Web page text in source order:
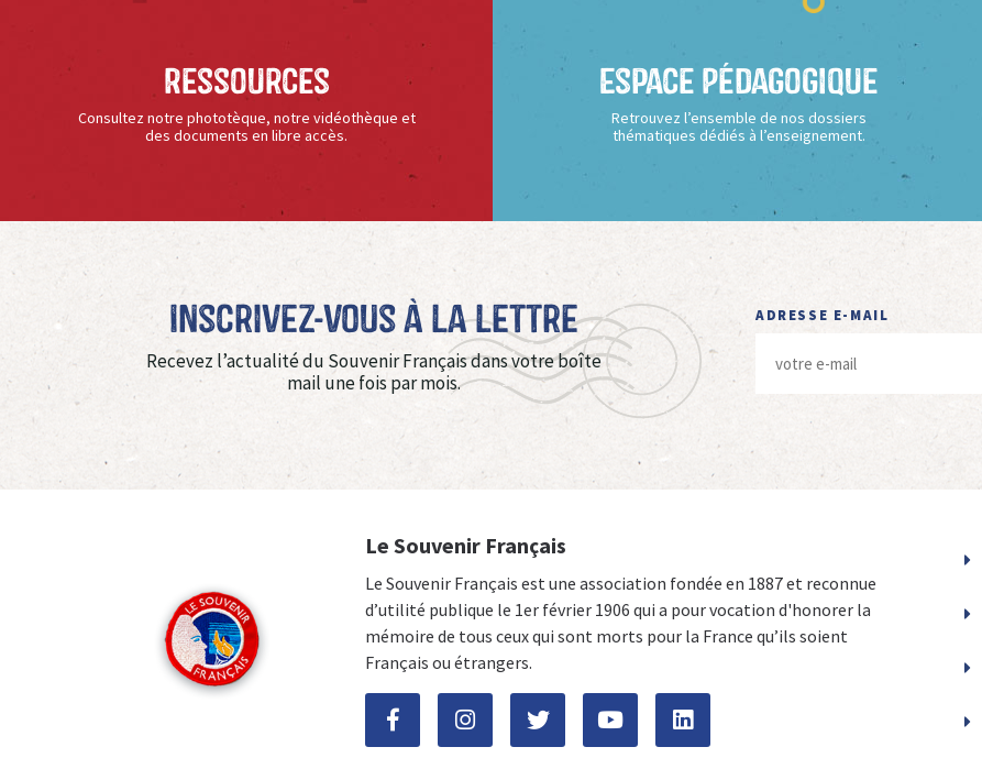
Ressources
Consultez notre phototèque, notre vidéothèque et
des documents en libre accès.
Espace Pédagogique
Retrouvez l’ensemble de nos dossiers
thématiques dédiés à l’enseignement.
Inscrivez-vous à La Lettre
Recevez l’actualité du Souvenir Français dans votre boîte
mail une fois par mois.
ADRESSE E-MAIL
Le Souvenir Français
Le Souvenir Français est une association fondée en 1887 et reconnue
d’utilité publique le 1er février 1906 qui a pour vocation d'honorer la
mémoire de tous ceux qui sont morts pour la France qu’ils soient
Français ou étrangers.